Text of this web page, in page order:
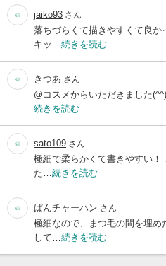
jaiko93 さん
落ちづらくて描きやすくて良
キッ… 続きを読む
きつあ さん
@コスメからいただきました
続きを読む
sato109 さん
極細で柔らかくて書きやすい！
た… 続きを読む
ぱんチャーハン さん
極細なので、まつ毛の間を埋
して… 続きを読む